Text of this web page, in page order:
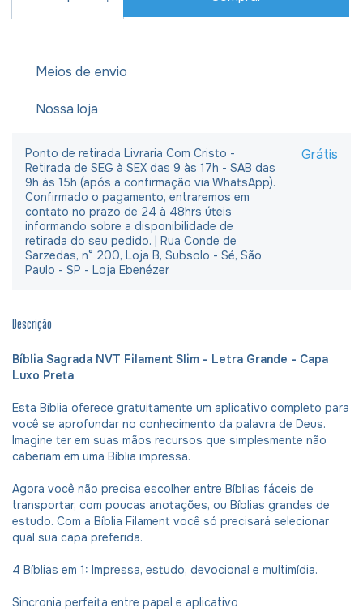
Meios de envio
Nossa loja
Ponto de retirada Livraria Com Cristo -
Retirada de SEG à SEX das 9 às 17h - SAB das
9h às 15h (após a confirmação via WhatsApp).
Confirmado o pagamento, entraremos em
contato no prazo de 24 à 48hrs úteis
informando sobre a disponibilidade de
retirada do seu pedido. | Rua Conde de
Sarzedas, n° 200, Loja B, Subsolo - Sé, São
Paulo - SP - Loja Ebenézer
Grátis
Descrição
Bíblia Sagrada NVT Filament Slim - Letra Grande - Capa
Luxo Preta
Esta Bíblia oferece gratuitamente um aplicativo completo para
você se aprofundar no conhecimento da palavra de Deus.
Imagine ter em suas mãos recursos que simplesmente não
caberiam em uma Bíblia impressa.
Agora você não precisa escolher entre Bíblias fáceis de
transportar, com poucas anotações, ou Bíblias grandes de
estudo. Com a Bíblia Filament você só precisará selecionar
qual sua capa preferida.
4 Bíblias em 1: Impressa, estudo, devocional e multimídia.
Sincronia perfeita entre papel e aplicativo